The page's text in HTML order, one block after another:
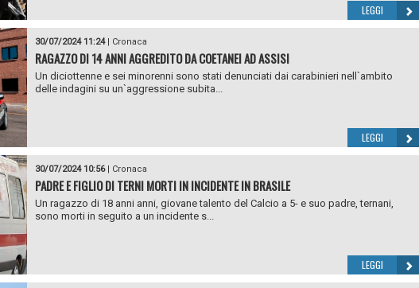
LEGGI
30/07/2024 11:24| Cronaca
RAGAZZO DI 14 ANNI AGGREDITO DA COETANEI AD ASSISI
Un diciottenne e sei minorenni sono stati denunciati dai carabinieri nell`ambito
delle indagini su un`aggressione subita...
LEGGI
30/07/2024 10:56| Cronaca
PADRE E FIGLIO DI TERNI MORTI IN INCIDENTE IN BRASILE
Un ragazzo di 18 anni anni, giovane talento del Calcio a 5- e suo padre, ternani,
sono morti in seguito a un incidente s...
LEGGI